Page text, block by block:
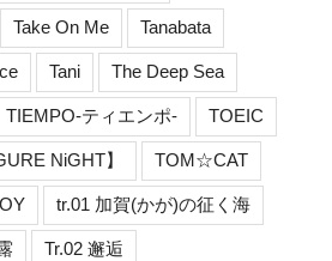
Take On Me Tanabata
Tani The Deep Sea
TIEMPO-ティエンポ- TOEIC
NiGHT】 TOM☆CAT
tr.01 加賀(かが)の征く海
Tr.02 邂逅